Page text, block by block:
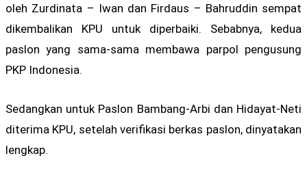
oleh Zurdinata – Iwan dan Firdaus – Bahruddin sempat
dikembalikan KPU untuk diperbaiki. Sebabnya, kedua
paslon yang sama-sama membawa parpol pengusung
PKP Indonesia.
Sedangkan untuk Paslon Bambang-Arbi dan Hidayat-Neti
diterima KPU, setelah verifikasi berkas paslon, dinyatakan
lengkap.